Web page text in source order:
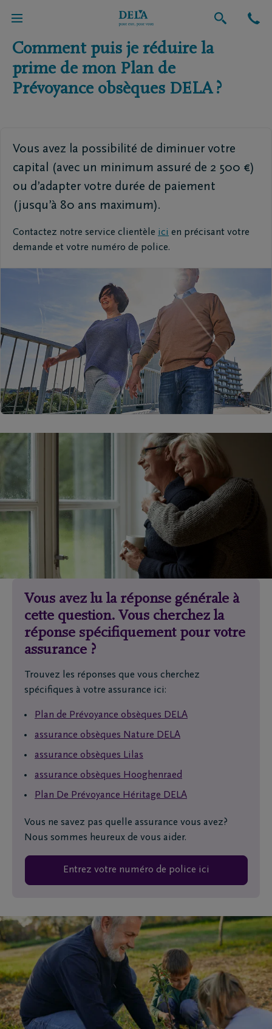
Retour vers l'aperçu global
Comment puis je réduire la
prime de mon Plan de
Prévoyance obsèques DELA ?
Vous avez la possibilité de diminuer votre
capital (avec un minimum assuré de 2 500 €)
ou d’adapter votre durée de paiement
(jusqu’à 80 ans maximum).
Contactez notre service clientèle ici en précisant votre
demande et votre numéro de police.
Vous avez lu la réponse générale à
cette question. Vous cherchez la
réponse spécifiquement pour votre
assurance ?
Trouvez les réponses que vous cherchez
spécifiques à votre assurance ici:
Plan de Prévoyance obsèques DELA
assurance obsèques Nature DELA
assurance obsèques Lilas
assurance obsèques Hooghenraed
Plan De Prévoyance Héritage DELA
Vous ne savez pas quelle assurance vous avez?
Nous sommes heureux de vous aider.
Entrez votre numéro de police ici